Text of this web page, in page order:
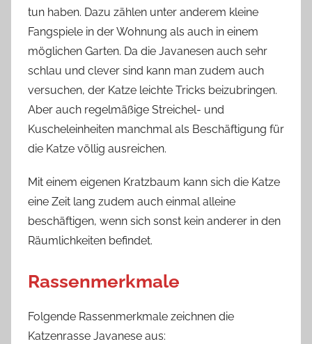
tun haben. Dazu zählen unter anderem kleine
Fangspiele in der Wohnung als auch in einem
möglichen Garten. Da die Javanesen auch sehr
schlau und clever sind kann man zudem auch
versuchen, der Katze leichte Tricks beizubringen.
Aber auch regelmäßige Streichel- und
Kuscheleinheiten manchmal als Beschäftigung für
die Katze völlig ausreichen.
Mit einem eigenen Kratzbaum kann sich die Katze
eine Zeit lang zudem auch einmal alleine
beschäftigen, wenn sich sonst kein anderer in den
Räumlichkeiten befindet.
Rassenmerkmale
Folgende Rassenmerkmale zeichnen die
Katzenrasse Javanese aus: